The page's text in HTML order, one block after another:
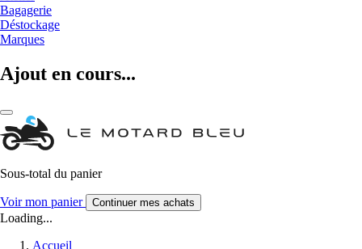
Bagagerie
Déstockage
Marques
Ajout en cours...
Sous-total du panier
Voir mon panier Continuer mes achats
Loading...
Accueil